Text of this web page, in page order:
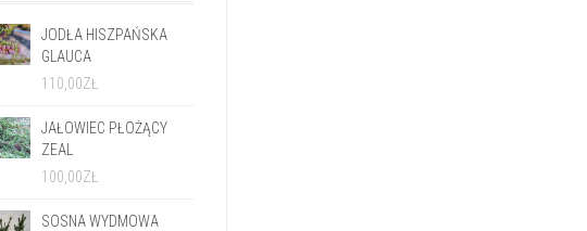
JODŁA HISZPAŃSKA
GLAUCA
110,00ZŁ
JAŁOWIEC PŁOŻĄCY
ZEAL
100,00ZŁ
SOSNA WYDMOWA